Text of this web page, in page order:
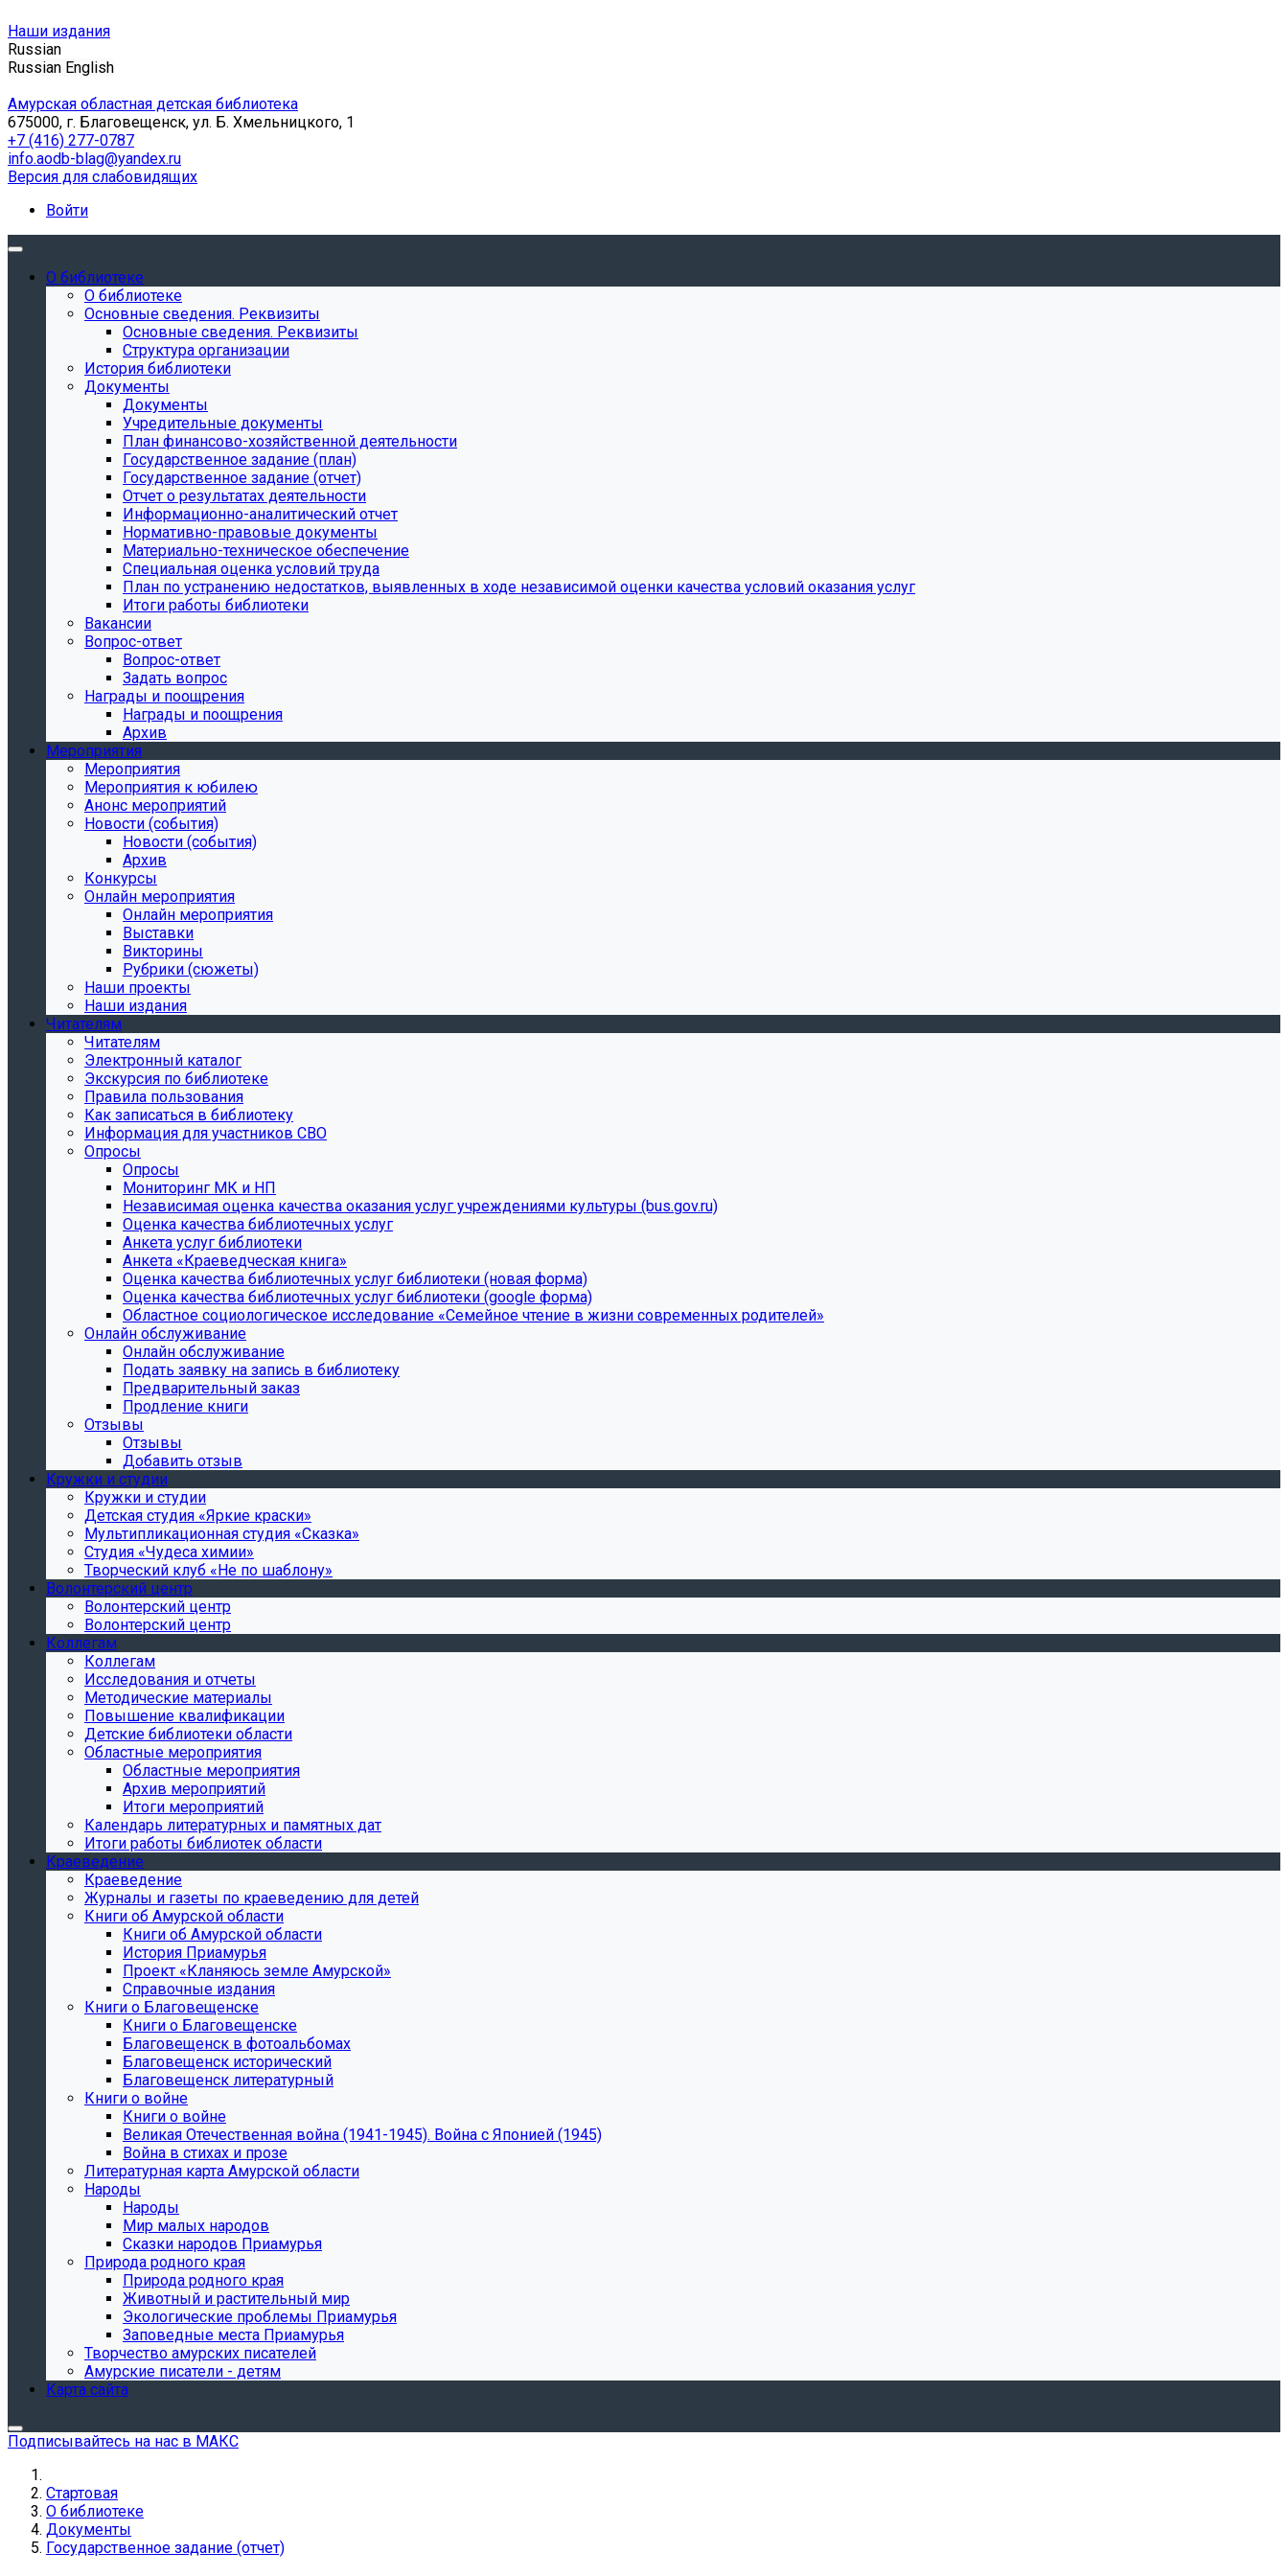
Наши издания
Russian
Russian English
Амурская областная детская библиотека
675000, г. Благовещенск, ул. Б. Хмельницкого, 1
+7 (416) 277-0787
info.aodb-blag@yandex.ru
Версия для слабовидящих
Войти
О библиотеке
О библиотеке
Основные сведения. Реквизиты
Основные сведения. Реквизиты
Структура организации
История библиотеки
Документы
Документы
Учредительные документы
План финансово-хозяйственной деятельности
Государственное задание (план)
Государственное задание (отчет)
Отчет о результатах деятельности
Информационно-аналитический отчет
Нормативно-правовые документы
Материально-техническое обеспечение
Специальная оценка условий труда
План по устранению недостатков, выявленных в ходе независимой оценки качества условий оказания услуг
Итоги работы библиотеки
Вакансии
Вопрос-ответ
Вопрос-ответ
Задать вопрос
Награды и поощрения
Награды и поощрения
Архив
Мероприятия
Мероприятия
Мероприятия к юбилею
Анонс мероприятий
Новости (события)
Новости (события)
Архив
Конкурсы
Онлайн мероприятия
Онлайн мероприятия
Выставки
Викторины
Рубрики (сюжеты)
Наши проекты
Наши издания
Читателям
Читателям
Электронный каталог
Экскурсия по библиотеке
Правила пользования
Как записаться в библиотеку
Информация для участников СВО
Опросы
Опросы
Мониторинг МК и НП
Независимая оценка качества оказания услуг учреждениями культуры (bus.gov.ru)
Оценка качества библиотечных услуг
Анкета услуг библиотеки
Анкета «Краеведческая книга»
Oценка качества библиотечных услуг библиотеки (новая форма)
Oценка качества библиотечных услуг библиотеки (google форма)
Областное социологическое исследование «Семейное чтение в жизни современных родителей»
Онлайн обслуживание
Онлайн обслуживание
Подать заявку на запись в библиотеку
Предварительный заказ
Продление книги
Отзывы
Отзывы
Добавить отзыв
Кружки и студии
Кружки и студии
Детская студия «Яркие краски»
Мультипликационная студия «Сказка»
Студия «Чудеса химии»
Творческий клуб «Не по шаблону»
Волонтерский центр
Волонтерский центр
Волонтерский центр
Коллегам
Коллегам
Исследования и отчеты
Методические материалы
Повышение квалификации
Детские библиотеки области
Областные мероприятия
Областные мероприятия
Архив мероприятий
Итоги мероприятий
Календарь литературных и памятных дат
Итоги работы библиотек области
Краеведение
Краеведение
Журналы и газеты по краеведению для детей
Книги об Амурской области
Книги об Амурской области
История Приамурья
Проект «Кланяюсь земле Амурской»
Справочные издания
Книги о Благовещенске
Книги о Благовещенске
Благовещенск в фотоальбомах
Благовещенск исторический
Благовещенск литературный
Книги о войне
Книги о войне
Великая Отечественная война (1941-1945). Война с Японией (1945)
Война в стихах и прозе
Литературная карта Амурской области
Народы
Народы
Мир малых народов
Сказки народов Приамурья
Природа родного края
Природа родного края
Животный и растительный мир
Экологические проблемы Приамурья
Заповедные места Приамурья
Творчество амурских писателей
Амурские писатели - детям
Карта сайта
Подписывайтесь на нас в МАКС
Стартовая
О библиотеке
Документы
Государственное задание (отчет)